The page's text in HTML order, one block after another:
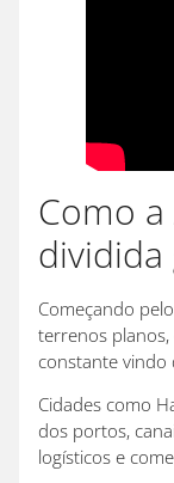
Como
dividida
Começando
terrenos
constante vindo
Cidades como
dos portos,
logísticos e